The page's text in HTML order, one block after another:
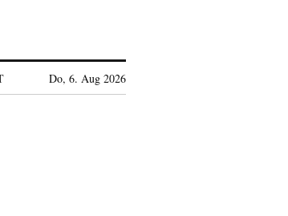
Do, 6. Aug 2026